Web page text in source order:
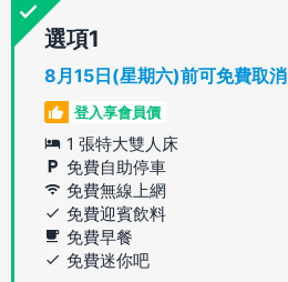
選項
8月15日(星期六)前可免費取消
登入享會員價
1 張特大雙人床
免費自助停車
免費無線上網
免費迎賓飲料
免費早餐
免費迷你吧